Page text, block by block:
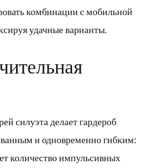
комбинации с мобильной
удачные варианты.
силуэта делает гардероб
и одновременно гибким:
количество импульсивных